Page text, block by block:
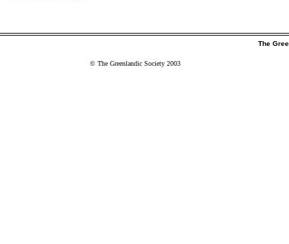
The
© The Greenlandic Society 2003